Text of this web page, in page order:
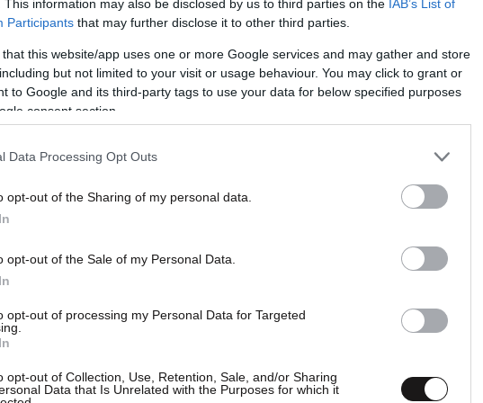
This information may also be disclosed by us to third parties on the IAB’s List of
Participants that may further disclose it to other third parties.
that this website/app uses one or more Google services and may gather and store
but not limited to your visit or usage behaviour. You may click to grant or
to Google and its third-party tags to use your data for below specified purposes
consent section.
Data Processing Opt Outs
opt-out of the Sharing of my personal data.
opt-out of the Sale of my Personal Data.
opt-out of processing my Personal Data for Targeted
opt-out of Collection, Use, Retention, Sale, and/or Sharing
Data that Is Unrelated with the Purposes for which it
ότιτο σκηνικό έμοιαζε «αταίριαστο», κάτι
ο Γιώργος Νταλάρας. «Όταν τραγουδούσε ο
όταν τραγουδούσε ο άλλος, πλάκωναν
του να πάρει μέρος στο συγκεκριμένο
ο Ρέμος ήταν ο καλύτερος από τους νέους
τραγουδιστής.Αυτό που με έκανε και
είναι ότι ο Θεοδωράκης τον κάλεσε να
άνθρωποι, ανεξάρτητα από το πώς ξεκίνησαν,
την πορεία τους. Δεν μου πέτυχε αυτό. Αυτό